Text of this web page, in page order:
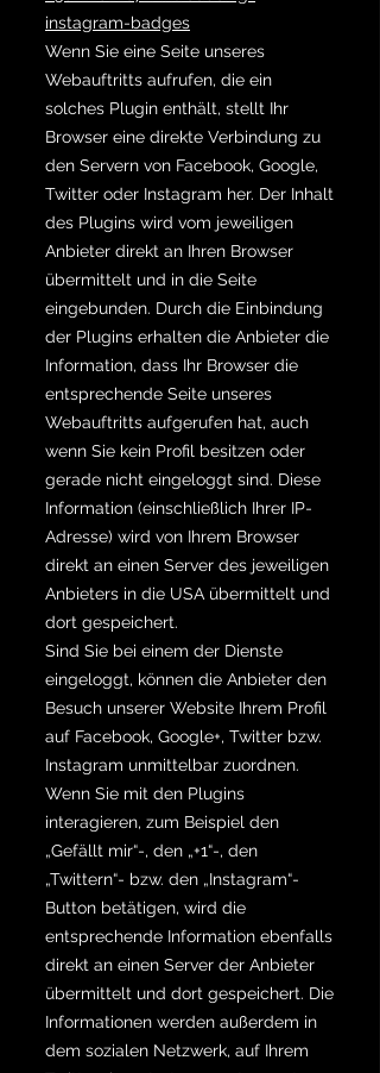
instagram-badges
Wenn Sie eine Seite unseres
Webauftritts aufrufen, die ein
solches Plugin enthält, stellt Ihr
Browser eine direkte Verbindung zu
den Servern von Facebook, Google,
Twitter oder Instagram her. Der Inhalt
des Plugins wird vom jeweiligen
Anbieter direkt an Ihren Browser
übermittelt und in die Seite
eingebunden. Durch die Einbindung
der Plugins erhalten die Anbieter die
Information, dass Ihr Browser die
entsprechende Seite unseres
Webauftritts aufgerufen hat, auch
wenn Sie kein Profil besitzen oder
gerade nicht eingeloggt sind. Diese
Information (einschließlich Ihrer IP-
Adresse) wird von Ihrem Browser
direkt an einen Server des jeweiligen
Anbieters in die USA übermittelt und
dort gespeichert.
Sind Sie bei einem der Dienste
eingeloggt, können die Anbieter den
Besuch unserer Website Ihrem Profil
auf Facebook, Google+, Twitter bzw.
Instagram unmittelbar zuordnen.
Wenn Sie mit den Plugins
interagieren, zum Beispiel den
„Gefällt mir“-, den „+1“-, den
„Twittern“- bzw. den „Instagram“-
Button betätigen, wird die
entsprechende Information ebenfalls
direkt an einen Server der Anbieter
übermittelt und dort gespeichert. Die
Informationen werden außerdem in
dem sozialen Netzwerk, auf Ihrem